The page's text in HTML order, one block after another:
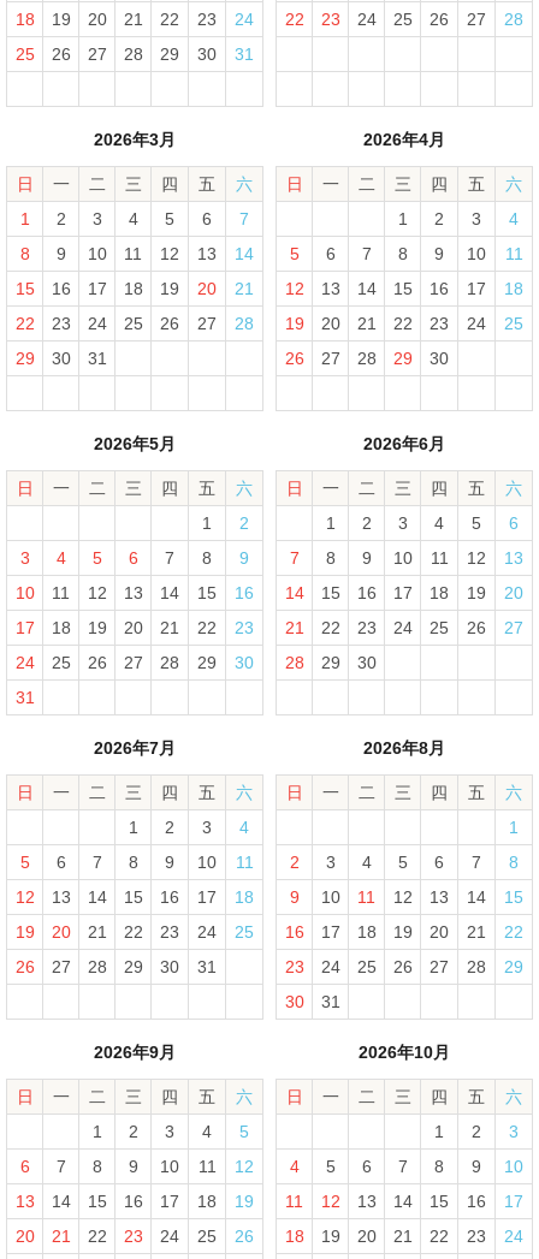
18
19 20 21 22 23
24
25
26 27 28 29 30 31
22
23 24 25 26 27 28
2026年3月
日 一 二 三 四 五
六
1
2 3 4 5 6
7
8
9 10 11 12 13
14
15
16 17 18 19 20
21
22
23 24 25 26 27
28
29
30 31
2026年4月
日 一 二 三 四 五
六
1
2 3
4
5
6 7 8 9 10
11
12
13 14 15 16 17
18
19
20 21 22 23 24
25
26
27 28 29 30
2026年5月
日 一 二 三 四 五
六
1
2
3
4 5 6 7 8
9
10
11 12 13 14 15
16
17
18 19 20 21 22
23
24
25 26 27 28 29
30
31
2026年6月
日 一 二 三 四 五
六
1
2 3 4 5
6
7
8 9 10 11 12
13
14
15 16 17 18 19
20
21
22 23 24 25 26
27
28
29 30
2026年7月
日 一 二 三 四 五
六
1
2 3
4
5
6 7 8 9 10
11
12
13 14 15 16 17
18
19
20 21 22 23 24
25
26
27 28 29 30 31
2026年8月
日 一 二 三 四 五
六
1
2
3 4 5 6 7
8
9
10 11 12 13 14
15
16
17 18 19 20 21
22
23
24 25 26 27 28
29
30
31
2026年9月
日 一 二 三 四 五
六
1
2 3 4
5
6
7 8 9 10 11
12
13
14 15 16 17 18
19
20
21 22 23 24 25
26
2026年10月
日 一 二 三 四 五
六
1
2
3
4
5 6 7 8 9
10
11
12 13 14 15 16
17
18
19 20 21 22 23
24